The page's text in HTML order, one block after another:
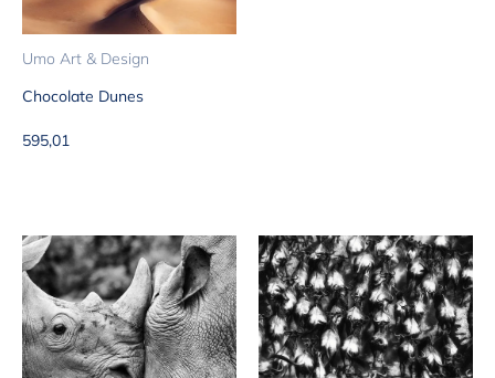
Umo Art & Design
Chocolate Dunes
Aanbiedingsprijs
595,01